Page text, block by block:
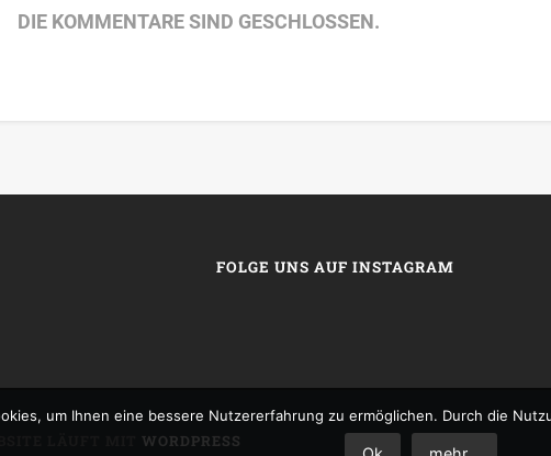
DIE KOMMENTARE SIND GESCHLOSSEN.
FOLGE UNS AUF INSTAGRAM
LÄUFT MITWORDPRESS
um Ihnen eine bessere Nutzererfahrung zu ermöglichen. Durch die